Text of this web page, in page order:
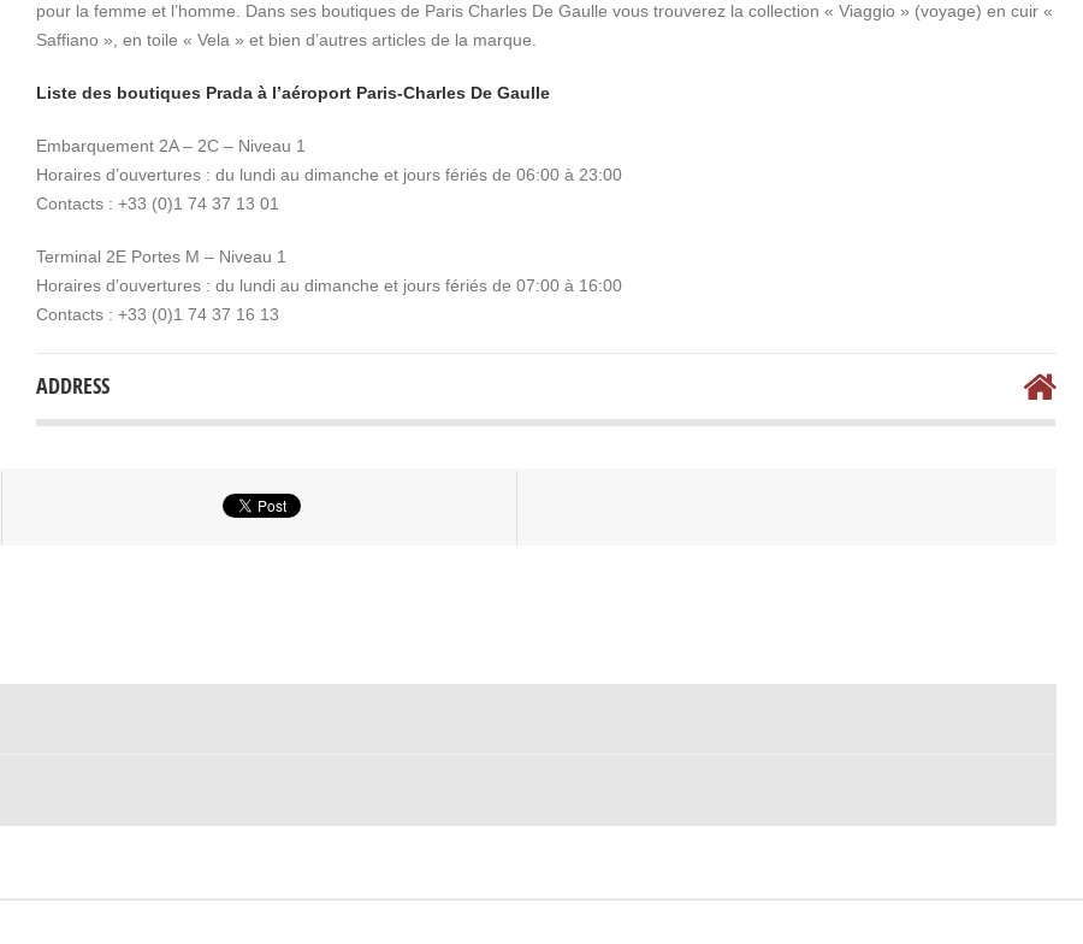
pour la femme et l’homme. Dans ses boutiques de Paris Charles De Gaulle vous trouverez la collection « Viaggio » (voyage) en cuir «
Saffiano », en toile « Vela » et bien d’autres articles de la marque.
Liste des boutiques Prada à l’aéroport Paris-Charles De Gaulle
Embarquement 2A – 2C – Niveau 1
Horaires d’ouvertures : du lundi au dimanche et jours fériés de 06:00 à 23:00
Contacts : +33 (0)1 74 37 13 01
Terminal 2E Portes M – Niveau 1
Horaires d’ouvertures : du lundi au dimanche et jours fériés de 07:00 à 16:00
Contacts : +33 (0)1 74 37 16 13
ADDRESS